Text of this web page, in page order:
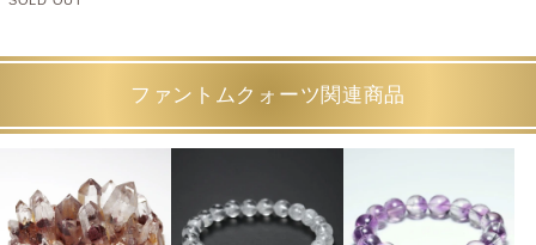
ファントムクォーツ関連商品